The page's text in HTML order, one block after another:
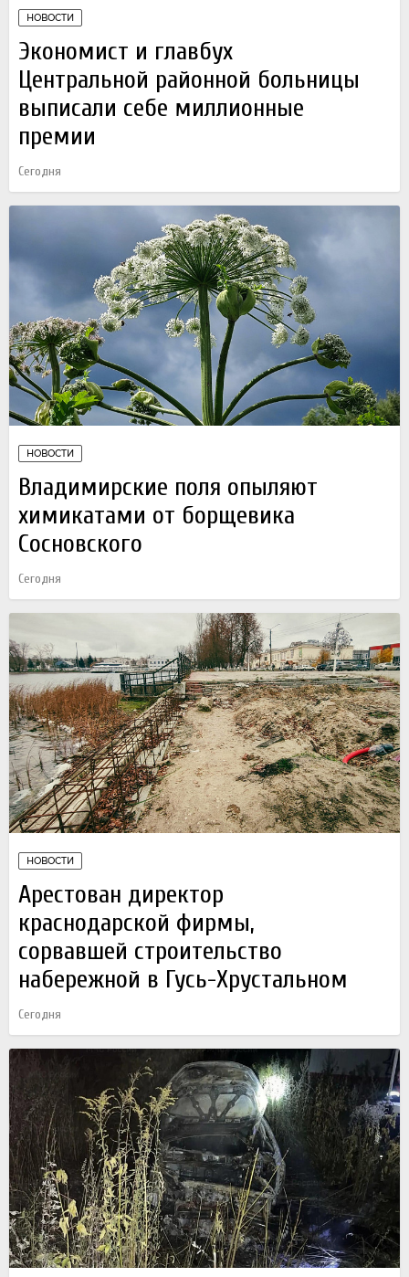
НОВОСТИ
Экономист и главбух
Центральной районной больницы
выписали себе миллионные
премии
Сегодня
НОВОСТИ
Владимирские поля опыляют
химикатами от борщевика
Сосновского
Сегодня
НОВОСТИ
Арестован директор
краснодарской фирмы,
сорвавшей строительство
набережной в Гусь-Хрустальном
Сегодня